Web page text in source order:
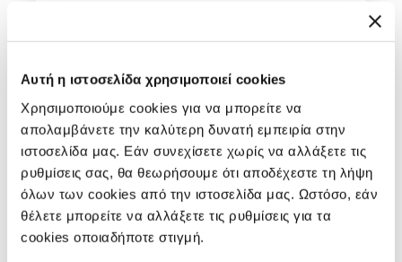
Αυτή η ιστοσελίδα χρησιμοποιεί cookies
Χρησιμοποιούμε cookies για να μπορείτε να
απολαμβάνετε την καλύτερη δυνατή εμπειρία στην
ιστοσελίδα μας. Εάν συνεχίσετε χωρίς να αλλάξετε τις
ρυθμίσεις σας, θα θεωρήσουμε ότι αποδέχεστε τη λήψη
όλων των cookies από την ιστοσελίδα μας. Ωστόσο, εάν
θέλετε μπορείτε να αλλάξετε τις ρυθμίσεις για τα
cookies οποιαδήποτε στιγμή.
Εκπομπές CO2 Συνδυασμένος κύκλος (WLTP) :119-
ΚΙΝΗΤΗΡΑΣ 1.4L BOOSTERJET HYBRID 48V 2WD
ΚΙΝΗΤΗΡΑΣ 1.4L BOOSTERJET HYBRID 48V 2WD